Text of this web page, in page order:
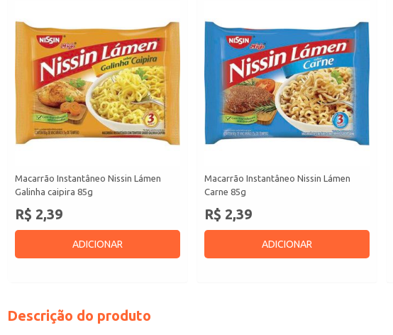
Macarrão Instantâneo Nissin Lámen
Galinha caipira 85g
R$ 2,39
ADICIONAR
Macarrão Instantâneo Nissin Lámen
Carne 85g
R$ 2,39
ADICIONAR
Descrição do produto